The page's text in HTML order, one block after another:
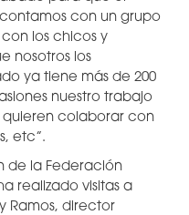
con un grupo
los chicos y
nosotros los
ya tiene más de 200
nuestro trabajo
quieren colaborar con
etc”.
de la Federación
realizado visitas a
Ramos, director